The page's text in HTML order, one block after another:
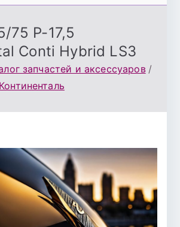
75 Р-17,5
Conti Hybrid LS3
запчастей и аксессуаров
Континенталь